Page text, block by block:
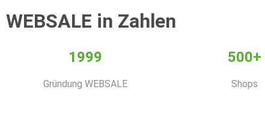
WEBSALE in Zahlen
1999
Gründung WEBSALE
500+
Shops